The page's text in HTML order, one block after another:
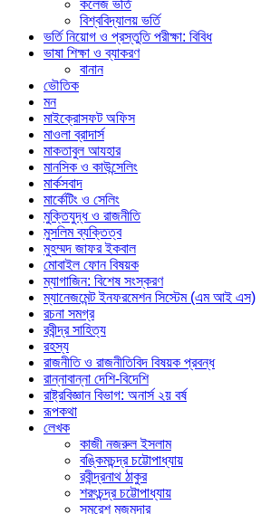
কলেজ ভর্তি
বিশ্ববিদ্যালয় ভর্তি
ভর্তি নিয়োগ ও প্রস্তুতি পরীক্ষা: বিবিধ
ভাষা শিক্ষা ও ব্যাকরণ
বানান
ভৌতিক
মন
মাইক্রোসফট অফিস
মাওলা ব্রাদার্স
মাকতাবুল আযহার
মানসিক ও কাউন্সেলিং
মার্কসবাদ
মার্কেটিং ও সেলিং
মুক্তিযুদ্ধ ও রাজনীতি
মুসলিম ব্যক্তিত্ব
মুহম্মদ জাফর ইকবাল
মোবাইল ফোন বিষয়ক
ম্যাগাজিন: বিশেষ সংস্করণ
ম্যানেজমেন্ট ইনফরমেশন সিস্টেম (এম আই এস)
রচনা সমগ্র
রবীন্দ্র সাহিত্য
রহস্য
রাজনীতি ও রাজনীতিবিদ বিষয়ক প্রবন্ধ
রান্নাবান্না দেশি-বিদেশি
রাষ্ট্রবিজ্ঞান বিভাগ: অনার্স ২য় বর্ষ
রূপকথা
লেখক
কাজী নজরুল ইসলাম
বঙ্কিমচন্দ্র চট্টোপাধ্যায়
রবীন্দ্রনাথ ঠাকুর
শরৎচন্দ্র চট্টোপাধ্যায়
সমরেশ মজুমদার